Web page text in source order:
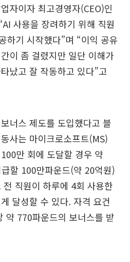
자이자 최고경영자(CEO)인
사용을 장려하기 위해 직원
하기 시작했다”며 “이익 공유
이 좀 걸렸지만 일단 이해가
났고 잘 작동하고 있다”고
너스 제도를 도입했다고 블
사는 마이크로소프트(MS)
만 회에 도달할 경우 약
할 100만파운드(약 20억원)
직원이 하루에 4회 사용한
달성할 수 있다. 자격 요건
약 770파운드의 보너스를 받